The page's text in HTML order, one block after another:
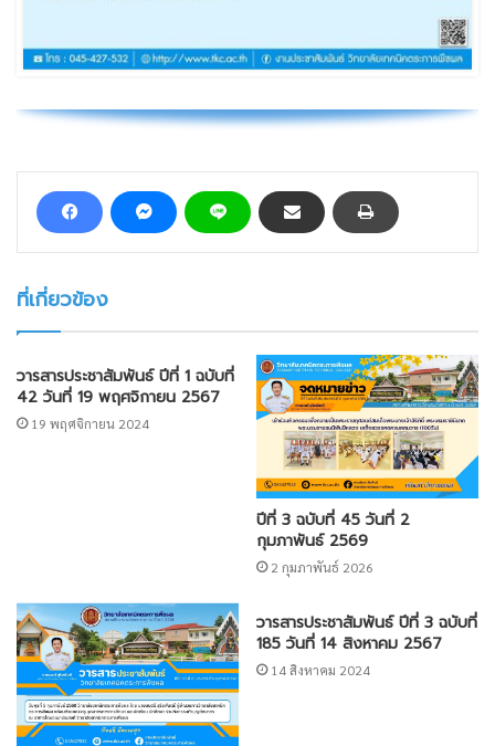
ที่เกี่ยวข้อง
วารสารประชาสัมพันธ์ ปีที่ 1 ฉบับที่
42 วันที่ 19 พฤศจิกายน 2567
19 พฤศจิกายน 2024
ปีที่ 3 ฉบับที่ 45 วันที่ 2
กุมภาพันธ์ 2569
2 กุมภาพันธ์ 2026
วารสารประชาสัมพันธ์ ปีที่ 3 ฉบับที่
185 วันที่ 14 สิงหาคม 2567
14 สิงหาคม 2024